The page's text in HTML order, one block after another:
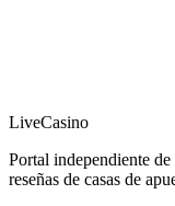
LiveCasino
Portal independiente
reseñas de casas de